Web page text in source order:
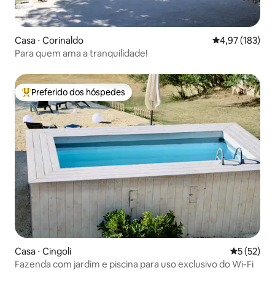
Casa ⋅ Corinaldo 4,97 de uma
4,97 (183)
Para quem ama a tranquilidade!
Entre os melhores preferidos dos hóspedes
Preferido dos hóspedes
Casa ⋅ Cingoli 5 de uma
5 (52)
Fazenda com jardim e piscina para uso exclusivo do Wi-Fi